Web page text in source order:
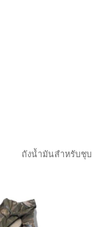
ถังน้ำมันสำหรับชุบ